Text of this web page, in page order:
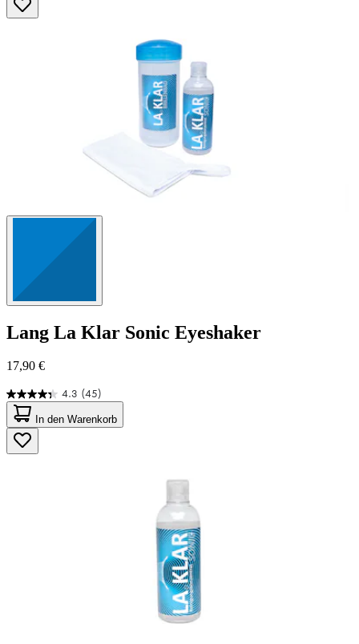
Lang La Klar Sonic Eyeshaker
17,90 €
4.3 (45)
4.3
von
5
Sternen.
45
In den Warenkorb